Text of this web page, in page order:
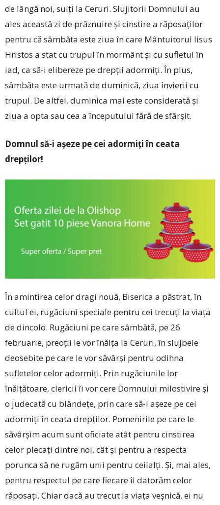
de lângă noi, suiți la Ceruri. Slujitorii Domnului au
ales această zi de prăznuire și cinstire a răposaților
pentru că sâmbăta este ziua în care Mântuitorul Iisus
Hristos a stat cu trupul în mormânt și cu sufletul în
iad, ca să-i elibereze pe drepții adormiți. În plus,
sâmbăta este urmată de duminică, ziua învierii cu
trupul. De altfel, duminica mai este considerată și
ziua a opta sau cea a începutului fără de sfârșit.
Domnul să-i așeze pe cei adormiți în ceata
drepților!
În amintirea celor dragi nouă, Biserica a păstrat, în
cultul ei, rugăciuni speciale pentru cei trecuți la viața
de dincolo. Rugăciuni pe care sâmbătă, pe 26
februarie, preoții le vor înălța la Ceruri, în slujbele
deosebite pe care le vor săvârși pentru odihna
sufletelor celor adormiți. Prin rugăciunile lor
înălțătoare, clericii îi vor cere Domnului milostivire și
o judecată cu blândețe, prin care să-i așeze pe cei
adormiți în ceata drepților. Pomenirile pe care le
săvârșim acum sunt oficiate atât pentru cinstirea
celor plecați dintre noi, cât și pentru a respecta
porunca să ne rugăm unii pentru ceilalți. Și, mai ales,
pentru respectul pe care fiecare îl datorăm celor
răposați. Chiar dacă au trecut la viața veșnică, ei nu